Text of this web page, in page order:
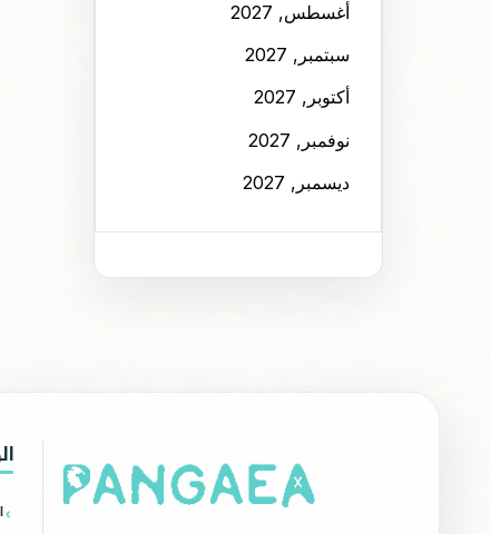
أغسطس, 2027
سبتمبر, 2027
أكتوبر, 2027
نوفمبر, 2027
ديسمبر, 2027